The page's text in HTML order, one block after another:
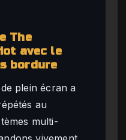
The
avec le
bordure
plein écran a
au
multi-